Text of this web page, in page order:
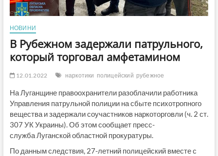
НОВИНИ
В Рубежном задержали патрульного,
который торговал амфетамином
12.01.2022 наркотики полицейский рубежное
На Луганщине правоохранители разоблачили работника
Управления патрульной полиции на сбыте психотропного
вещества и задержали соучастников наркоторговли (ч. 2 ст.
307 УК Украины). Об этом сообщает пресс-
служба Луганской областной прокуратуры.
По данным следствия, 27-летний полицейский вместе с